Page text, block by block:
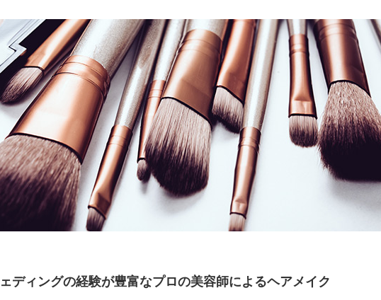
ディングの経験が豊富なプロの美容師によるヘアメイク